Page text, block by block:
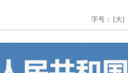
字号： [大]